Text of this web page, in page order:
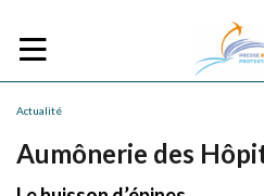
Actualité
Aumônerie des